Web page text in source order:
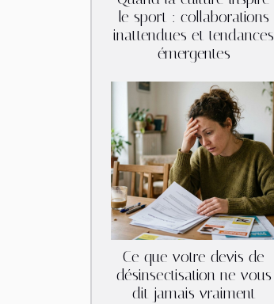
le sport : collaborations
inattendues et tendances
émergentes
Ce que votre devis de
désinsectisation ne vous
dit jamais vraiment